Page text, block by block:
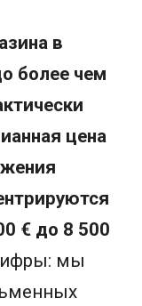
в
более чем
цена
€ до 8 500
мы